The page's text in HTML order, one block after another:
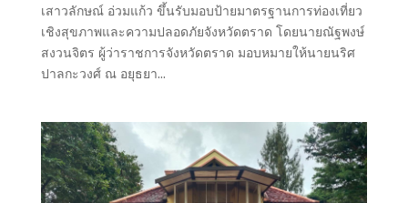
เสาวลักษณ์ อ่วมแก้ว ขึ้นรับมอบป้ายมาตรฐานการท่องเที่ยว
เชิงสุขภาพและความปลอดภัยจังหวัดตราด โดยนายณัฐพงษ์
สงวนจิตร ผู้ว่าราชการจังหวัดตราด มอบหมายให้นายนริศ
ปาลกะวงศ์ ณ อยุธยา...